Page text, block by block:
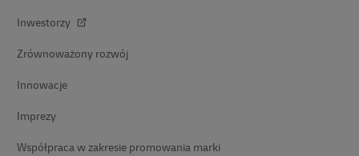
Inwestorzy
Zrównoważony rozwój
Innowacje
Imprezy
Współpraca w zakresie promowania marki